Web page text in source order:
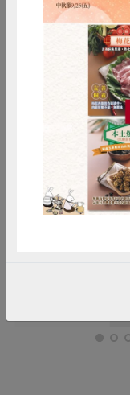
中子文化股份有限公司
芋頭鹹蛋黃貝果(中
雞蛋